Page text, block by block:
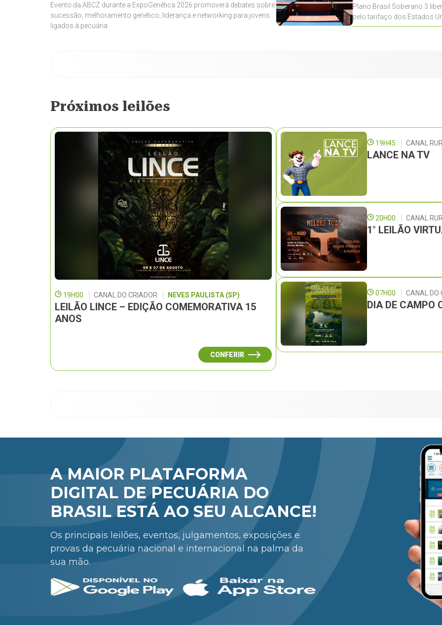
Evento da ABCZ durante a ExpoGenética 2026 promoverá debates sobre
sucessão, melhoramento genético, liderança e networking para jovens
ligados à pecuária
Plano Brasil Soberano 3
pelo tarifaço dos Estados
contemplados
Próximos leilões
19H00 CANAL DO CRIADOR NEVES PAULISTA (SP)
LEILÃO LINCE – EDIÇÃO COMEMORATIVA 15
ANOS
CONFERIR
19H45 CANAL
LANCE NA TV
20H00 CANAL
1° LEILÃO
07H00 CANAL DO
DIA DE CAMPO
A MAIOR PLATAFORMA
DIGITAL DE PECUÁRIA DO
BRASIL ESTÁ AO SEU ALCANCE!
Os principais leilões, eventos, julgamentos, exposições e
provas da pecuária nacional e internacional na palma da
sua mão.